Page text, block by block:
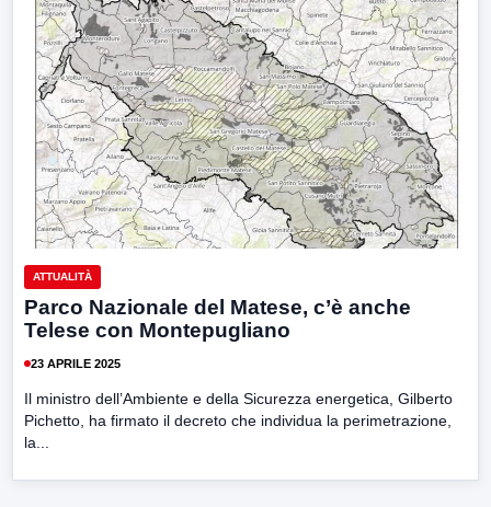
ATTUALITÀ
Parco Nazionale del Matese, c’è anche
Telese con Montepugliano
23 APRILE 2025
Il ministro dell’Ambiente e della Sicurezza energetica, Gilberto
Pichetto, ha firmato il decreto che individua la perimetrazione,
la...